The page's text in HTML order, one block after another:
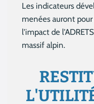
Les indicateurs
menées auront
l'impact de
massif alpin.